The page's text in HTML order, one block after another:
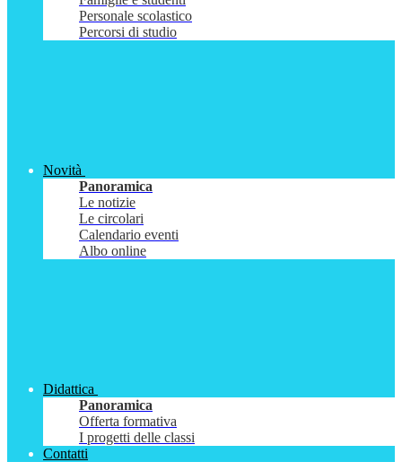
Personale scolastico
Percorsi di studio
Novità
Panoramica
Le notizie
Le circolari
Calendario eventi
Albo online
Didattica
Panoramica
Offerta formativa
I progetti delle classi
Contatti